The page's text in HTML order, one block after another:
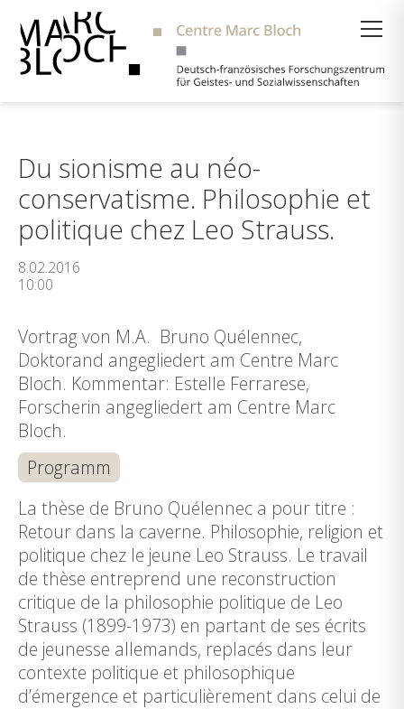
Du sionisme au néo-
conservatisme. Philosophie et
politique chez Leo Strauss.
8.02.2016
10:00
Vortrag von M.A. Bruno Quélennec,
Doktorand angegliedert am Centre Marc
Bloch. Kommentar: Estelle Ferrarese,
Forscherin angegliedert am Centre Marc
Bloch.
Programm
La thèse de Bruno Quélennec a pour titre :
Retour dans la caverne. Philosophie, religion et
politique chez le jeune Leo Strauss. Le travail
de thèse entreprend une reconstruction
critique de la philosophie politique de Leo
Strauss (1899-1973) en partant de ses écrits
de jeunesse allemands, replacés dans leur
contexte politique et philosophique
d’émergence et particulièrement dans celui de